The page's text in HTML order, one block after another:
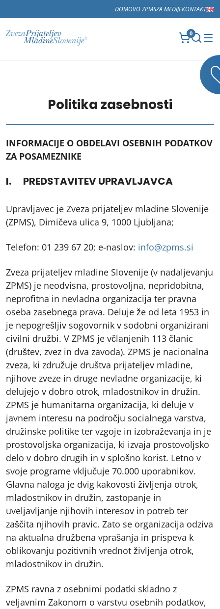
DOMOVO ZPMSZA MEDIJEKONTAKT
0
Politika zasebnosti
INFORMACIJE O OBDELAVI OSEBNIH PODATKOV
ZA POSAMEZNIKE
I. PREDSTAVITEV UPRAVLJAVCA
Upravljavec je Zveza prijateljev mladine Slovenije
(ZPMS), Dimičeva ulica 9, 1000 Ljubljana;
Telefon: 01 239 67 20; e-naslov: info@zpms.si
Zveza prijateljev mladine Slovenije (v nadaljevanju
ZPMS) je neodvisna, prostovoljna, nepridobitna,
neprofitna in nevladna organizacija ter pravna
oseba zasebnega prava. Deluje že od leta 1953 in
je nepogrešljiv sogovornik v sodobni organizirani
civilni družbi. V ZPMS je včlanjenih 113 članic
(društev, zvez in dva zavoda). ZPMS je nacionalna
zveza, ki združuje društva prijateljev mladine,
njihove zveze in druge nevladne organizacije, ki
delujejo v dobro otrok, mladostnikov in družin.
ZPMS je humanitarna organizacija, ki deluje v
javnem interesu na področju socialnega varstva,
družinske politike ter vzgoje in izobraževanja in je
prostovoljska organizacija, ki izvaja prostovoljsko
delo v dobro drugih in v splošno korist. Letno v
svoje programe vključuje 70.000 uporabnikov.
Glavna naloga je dvig kakovosti življenja otrok,
mladostnikov in družin, zastopanje in
uveljavljanje njihovih interesov in potreb ter
zaščita njihovih pravic. Zato se organizacija odziva
na aktualna družbena vprašanja in prispeva k
oblikovanju pozitivnih vrednot življenja otrok,
mladostnikov in družin.
ZPMS ravna z osebnimi podatki skladno z
veljavnim Zakonom o varstvu osebnih podatkov,